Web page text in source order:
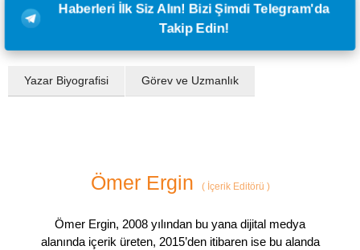
Haberleri İlk Siz Alın! Bizi Şimdi Telegram'da
Takip Edin!
Yazar Biyografisi Görev ve Uzmanlık
Ömer Ergin (İçerik Editörü )
Ömer Ergin, 2008 yılından bu yana dijital medya
alanında içerik üreten, 2015’den itibaren ise bu alanda